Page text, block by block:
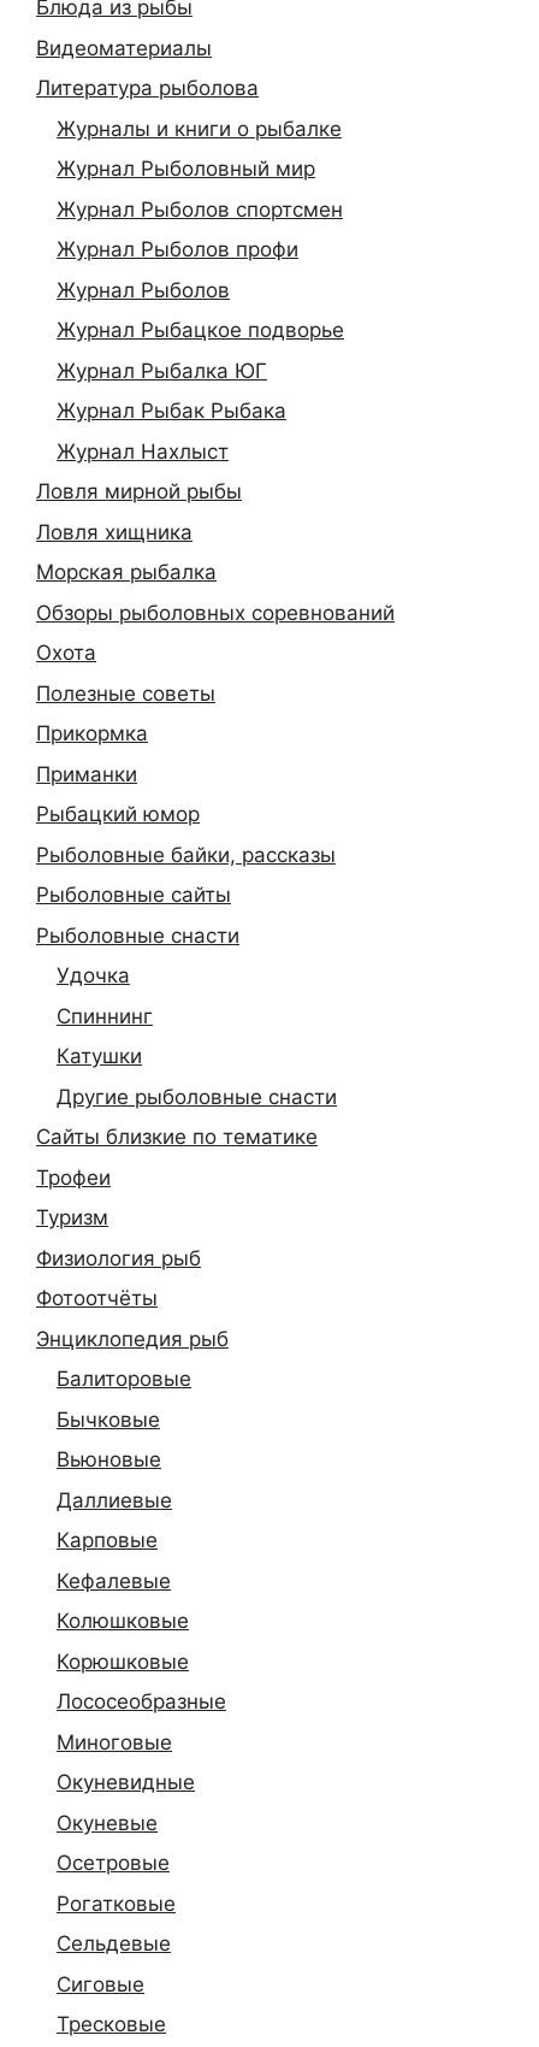
Блюда из рыбы
Видеоматериалы
Литература рыболова
Журналы и книги о рыбалке
Журнал Рыболовный мир
Журнал Рыболов спортсмен
Журнал Рыболов профи
Журнал Рыболов
Журнал Рыбацкое подворье
Журнал Рыбалка ЮГ
Журнал Рыбак Рыбака
Журнал Нахлыст
Ловля мирной рыбы
Ловля хищника
Морская рыбалка
Обзоры рыболовных соревнований
Охота
Полезные советы
Прикормка
Приманки
Рыбацкий юмор
Рыболовные байки, рассказы
Рыболовные сайты
Рыболовные снасти
Удочка
Спиннинг
Катушки
Другие рыболовные снасти
Сайты близкие по тематике
Трофеи
Туризм
Физиология рыб
Фотоотчёты
Энциклопедия рыб
Балиторовые
Бычковые
Вьюновые
Даллиевые
Карповые
Кефалевые
Колюшковые
Корюшковые
Лососеобразные
Миноговые
Окуневидные
Окуневые
Осетровые
Рогатковые
Сельдевые
Сиговые
Тресковые